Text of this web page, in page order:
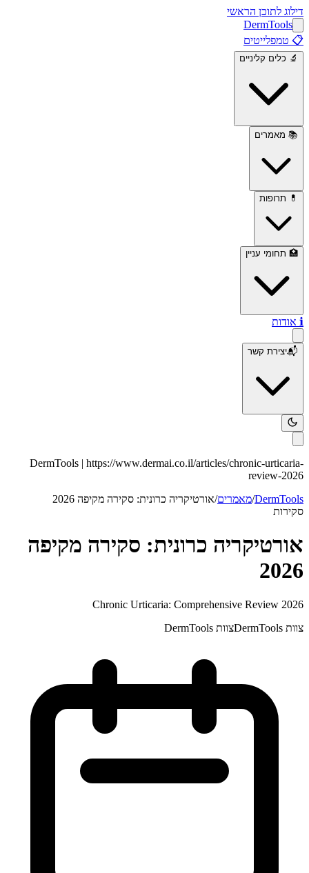
דילוג לתוכן הראשי
DermTools
📋 טמפלייטים
🔬 כלים קליניים
📚 מאמרים
💊 תרופות
🏥 תחומי עניין
ℹ️ אודות
📬יצירת קשר
DermTools |https://www.dermai.co.il/articles/chronic-urticaria-
review-2026
DermTools
/מאמרים/אורטיקריה כרונית: סקירה מקיפה 2026
סקירות
אורטיקריה כרונית: סקירה מקיפה
2026
Chronic Urticaria: Comprehensive Review 2026
צוות DermTools
צוות DermTools